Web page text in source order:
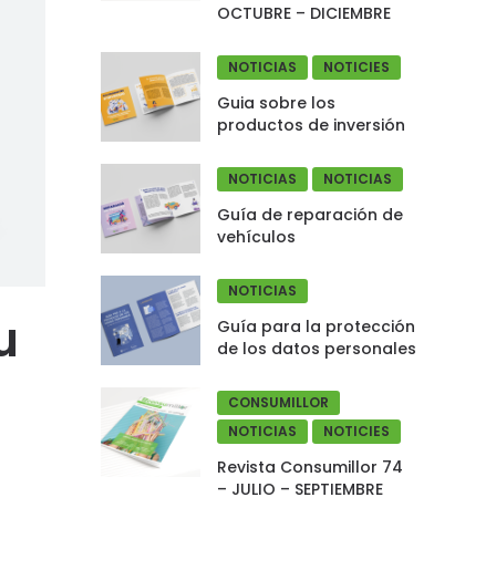
OCTUBRE – DICIEMBRE
NOTICIAS NOTICIES
Guia sobre los
productos de inversión
NOTICIAS NOTICIAS
Guía de reparación de
vehículos
NOTICIAS
Guía para la protección
de los datos personales
CONSUMILLOR
NOTICIAS
NOTICIES
Revista Consumillor 74
– JULIO – SEPTIEMBRE